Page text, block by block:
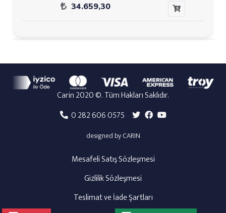
34.659,30
Carin 2020 ©. Tüm Hakları Saklıdır.
0 282 606 0575
designed by CARIN
Mesafeli Satış Sözleşmesi
Gizlilik Sözleşmesi
Teslimat ve İade Şartları